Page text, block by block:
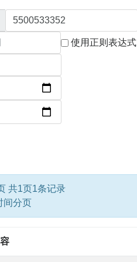
使用正则表达式
共1页1条记录
间分页